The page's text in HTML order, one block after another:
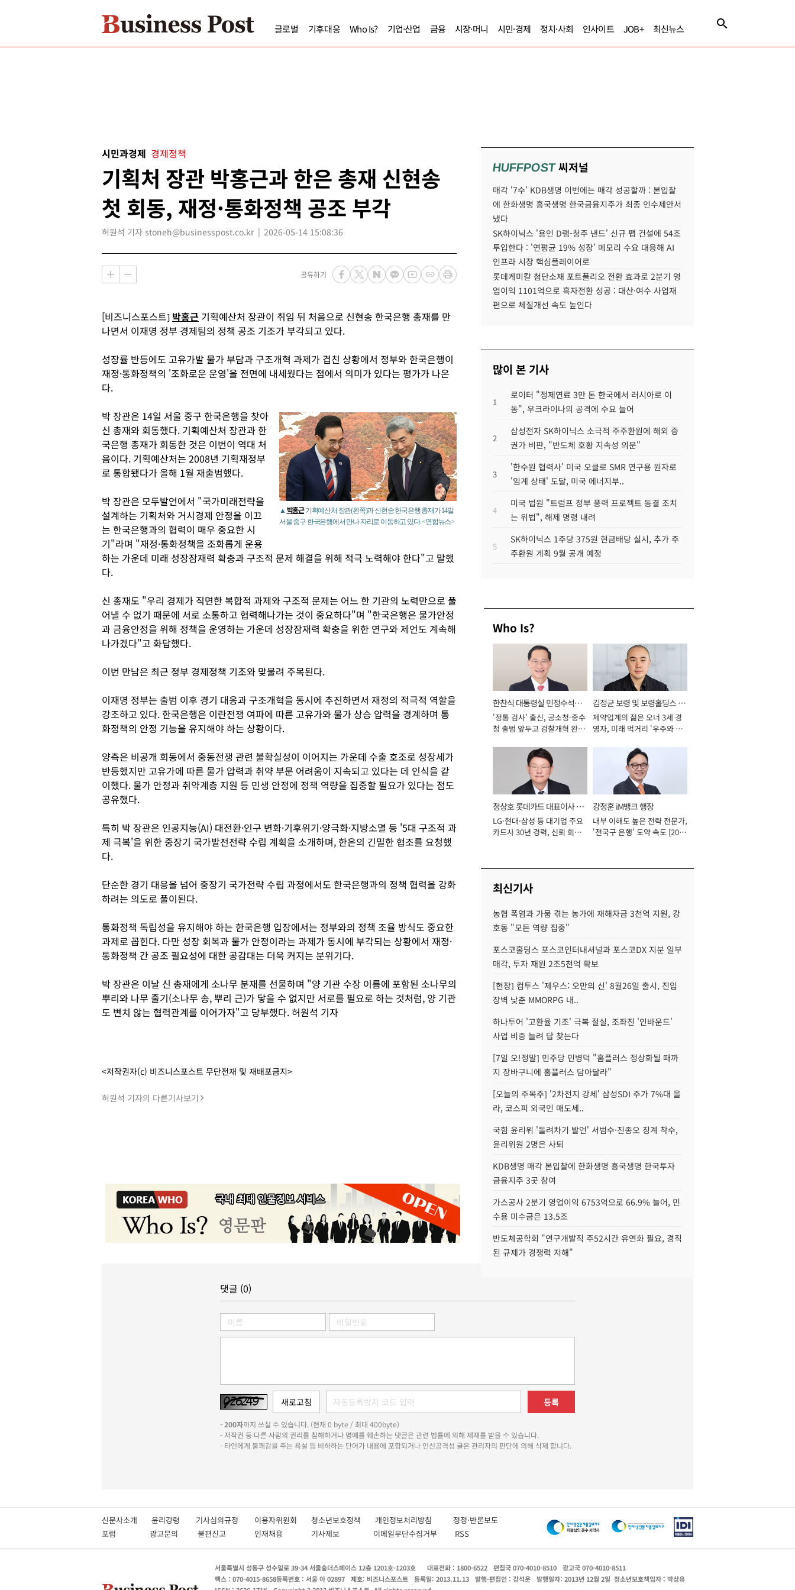
글로벌 기후대응 Who Is? 기업·산업 금융 시장·머니 시민·경제 정치·사회 인사이트 JOB+ 최신뉴스
시민과경제 경제정책
기획처 장관 박홍근과 한은 총재 신현송
첫 회동, 재정·통화정책 공조 부각
허원석 기자 stoneh@businesspost.co.kr 2026-05-14 15:08:36
공유하기
[비즈니스포스트] 박홍근 기획예산처 장관이 취임 뒤 처음으로 신현송 한국은행 총재를 만
나면서 이재명 정부 경제팀의 정책 공조 기조가 부각되고 있다.
성장률 반등에도 고유가발 물가 부담과 구조개혁 과제가 겹친 상황에서 정부와 한국은행이
재정·통화정책의 '조화로운 운영'을 전면에 내세웠다는 점에서 의미가 있다는 평가가 나온
다.
▲ 박홍근기획예산처 장관(왼쪽)과 신현송 한국은행 총재가 14일
서울 중구 한국은행에서 만나 자리로 이동하고 있다. <연합뉴스>
박 장관은 14일 서울 중구 한국은행을 찾아
신 총재와 회동했다. 기획예산처 장관과 한
국은행 총재가 회동한 것은 이번이 역대 처
음이다. 기획예산처는 2008년 기획재정부
로 통합됐다가 올해 1월 재출범했다.
박 장관은 모두발언에서 "국가미래전략을
설계하는 기획처와 거시경제 안정을 이끄
는 한국은행과의 협력이 매우 중요한 시
기"라며 "재정·통화정책을 조화롭게 운용
하는 가운데 미래 성장잠재력 확충과 구조적 문제 해결을 위해 적극 노력해야 한다"고 말했
다.
신 총재도 "우리 경제가 직면한 복합적 과제와 구조적 문제는 어느 한 기관의 노력만으로 풀
어낼 수 없기 때문에 서로 소통하고 협력해나가는 것이 중요하다"며 "한국은행은 물가안정
과 금융안정을 위해 정책을 운영하는 가운데 성장잠재력 확충을 위한 연구와 제언도 계속해
나가겠다"고 화답했다.
이번 만남은 최근 정부 경제정책 기조와 맞물려 주목된다.
이재명 정부는 출범 이후 경기 대응과 구조개혁을 동시에 추진하면서 재정의 적극적 역할을
강조하고 있다. 한국은행은 이란전쟁 여파에 따른 고유가와 물가 상승 압력을 경계하며 통
화정책의 안정 기능을 유지해야 하는 상황이다.
양측은 비공개 회동에서 중동전쟁 관련 불확실성이 이어지는 가운데 수출 호조로 성장세가
반등했지만 고유가에 따른 물가 압력과 취약 부문 어려움이 지속되고 있다는 데 인식을 같
이했다. 물가 안정과 취약계층 지원 등 민생 안정에 정책 역량을 집중할 필요가 있다는 점도
공유했다.
특히 박 장관은 인공지능(AI) 대전환·인구 변화·기후위기·양극화·지방소멸 등 '5대 구조적 과
제 극복'을 위한 중장기 국가발전전략 수립 계획을 소개하며, 한은의 긴밀한 협조를 요청했
다.
단순한 경기 대응을 넘어 중장기 국가전략 수립 과정에서도 한국은행과의 정책 협력을 강화
하려는 의도로 풀이된다.
통화정책 독립성을 유지해야 하는 한국은행 입장에서는 정부와의 정책 조율 방식도 중요한
과제로 꼽힌다. 다만 성장 회복과 물가 안정이라는 과제가 동시에 부각되는 상황에서 재정·
통화정책 간 공조 필요성에 대한 공감대는 더욱 커지는 분위기다.
박 장관은 이날 신 총재에게 소나무 분재를 선물하며 "양 기관 수장 이름에 포함된 소나무의
뿌리와 나무 줄기(소나무 송, 뿌리 근)가 닿을 수 없지만 서로를 필요로 하는 것처럼, 양 기관
도 변치 않는 협력관계를 이어가자"고 당부했다. 허원석 기자
<저작권자(c) 비즈니스포스트 무단전재 및 재배포금지>
허원석 기자의 다른기사보기
HUFFPOST씨저널
매각 '7수' KDB생명 이번에는 매각 성공할까 : 본입찰
에 한화생명 흥국생명 한국금융지주가 최종 인수제안서
냈다
SK하이닉스 '용인 D램-청주 낸드' 신규 팹 건설에 54조
투입한다 : '연평균 19% 성장' 메모리 수요 대응해 AI
인프라 시장 핵심플레이어로
롯데케미칼 첨단소재 포트폴리오 전환 효과로 2분기 영
업이익 1101억으로 흑자전환 성공 : 대산·여수 사업재
편으로 체질개선 속도 높인다
많이 본 기사
1
로이터 "정제연료 3만 톤 한국에서 러시아로 이
동", 우크라이나의 공격에 수요 늘어
2
삼성전자 SK하이닉스 소극적 주주환원에 해외 증
권가 비판, "반도체 호황 지속성 의문"
3
'한수원 협력사' 미국 오클로 SMR 연구용 원자로
'임계 상태' 도달, 미국 에너지부..
4
미국 법원 "트럼프 정부 풍력 프로젝트 동결 조치
는 위법", 해제 명령 내려
5
SK하이닉스 1주당 375원 현금배당 실시, 추가 주
주환원 계획 9월 공개 예정
Who Is?
한찬식 대통령실 민정수석비
서관
'정통 검사' 출신, 공소청·중수
청 출범 앞두고 검찰개혁 완수
김정균 보령 및 보령홀딩스 대
표이사 사장
제약업계의 젊은 오너 3세 경
영자, 미래 먹거리 '우주와 헬
정상호 롯데카드 대표이사 사
장
LG·현대·삼성 등 대기업 주요
카드사 30년 경력, 신뢰 회복
강정훈 iM뱅크 행장
내부 이해도 높은 전략 전문가,
'전국구 은행' 도약 속도 [2026
최신기사
농협 폭염과 가뭄 겪는 농가에 재해자금 3천억 지원, 강
호동 "모든 역량 집중"
포스코홀딩스 포스코인터내셔널과 포스코DX 지분 일부
매각, 투자 재원 2조5천억 확보
[현장] 컴투스 '제우스: 오만의 신' 8월26일 출시, 진입
장벽 낮춘 MMORPG 내..
하나투어 '고환율 기조' 극복 절실, 조좌진 '인바운드'
사업 비중 늘려 답 찾는다
[7일 오!정말] 민주당 민병덕 "홈플러스 정상화될 때까
지 장바구니에 홈플러스 담아달라"
[오늘의 주목주] '2차전지 강세' 삼성SDI 주가 7%대 올
라, 코스피 외국인 매도세..
국힘 윤리위 '돌려차기 발언' 서범수·진종오 징계 착수,
윤리위원 2명은 사퇴
KDB생명 매각 본입찰에 한화생명 흥국생명 한국투자
금융지주 3곳 참여
가스공사 2분기 영업이익 6753억으로 66.9% 늘어, 민
수용 미수금은 13.5조
반도체공학회 "연구개발직 주52시간 유연화 필요, 경직
된 규제가 경쟁력 저해"
댓글 (0)
등록
-200자까지 쓰실 수 있습니다. (현재 0 byte / 최대 400byte)
- 저작권 등 다른 사람의 권리를 침해하거나 명예를 훼손하는 댓글은 관련 법률에 의해 제재를 받을 수 있습니다.
- 타인에게 불쾌감을 주는 욕설 등 비하하는 단어가 내용에 포함되거나 인신공격성 글은 관리자의 판단에 의해 삭제 합니다.
신문사소개 윤리강령 기사심의규정 이용자위원회 청소년보호정책 개인정보처리방침 정정·반론보도
포럼
광고문의 불편신고 인재채용 기사제보 이메일무단수집거부 RSS
서울특별시 성동구 성수일로 39-34 서울숲더스페이스 12층 1201호-1203호 대표전화 : 1800-6522 편집국 070-4010-8510
광고국 070-4010-8511
팩스 : 070-4015-8658등록번호 : 서울 아 02897 제호: 비즈니스포스트 등록일: 2013.11.13 발행·편집인 : 강석운 발행일자: 2013년 12월 2일 청소년보호책임자 : 박상유